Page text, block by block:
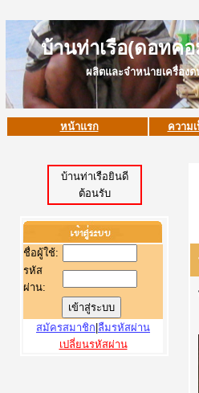
บ้านท่าเรือ(ดอทค
ผลิตและจำหน่ายเครื่องดนตรีอี
หน้าแรก ความ
บ้านท่าเรือยินดี
ต้อนรับ
ชื่อผู้ใช้:
รหัส
ผ่าน:
สมัครสมาชิก ลืมรหัสผ่าน
เปลี่ยนรหัสผ่าน